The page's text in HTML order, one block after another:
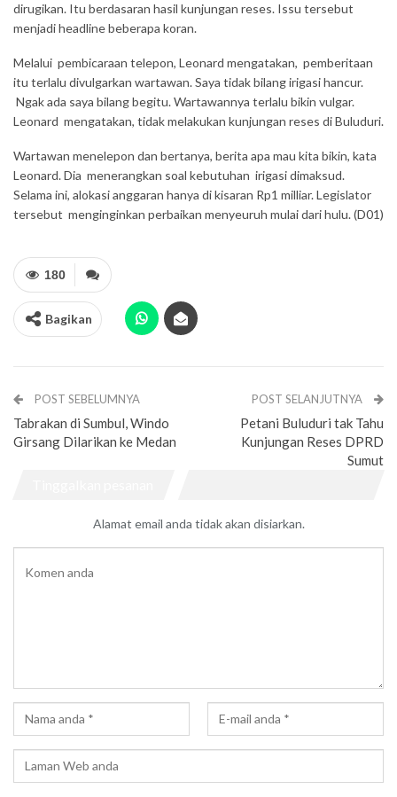
dirugikan. Itu berdasaran hasil kunjungan reses. Issu tersebut
menjadi headline beberapa koran.
Melalui pembicaraan telepon, Leonard mengatakan, pemberitaan
itu terlalu divulgarkan wartawan. Saya tidak bilang irigasi hancur.
Ngak ada saya bilang begitu. Wartawannya terlalu bikin vulgar.
Leonard mengatakan, tidak melakukan kunjungan reses di Buluduri.
Wartawan menelepon dan bertanya, berita apa mau kita bikin, kata
Leonard. Dia menerangkan soal kebutuhan irigasi dimaksud.
Selama ini, alokasi anggaran hanya di kisaran Rp1 milliar. Legislator
tersebut menginginkan perbaikan menyeuruh mulai dari hulu. (D01)
180
Bagikan
POST SEBELUMNYA
Tabrakan di Sumbul, Windo
Girsang Dilarikan ke Medan
POST SELANJUTNYA
Petani Buluduri tak Tahu
Kunjungan Reses DPRD
Sumut
Alamat email anda tidak akan disiarkan.